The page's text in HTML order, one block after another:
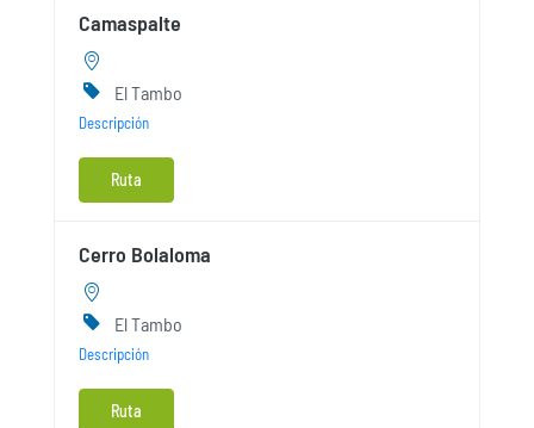
Camaspalte
El Tambo
Descripción
Ruta
Cerro Bolaloma
El Tambo
Descripción
Ruta